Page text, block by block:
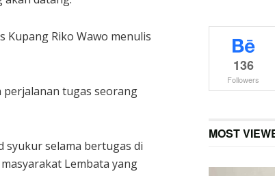
Kupang Riko Wawo menulis
perjalanan tugas seorang
syukur selama bertugas di
Lembata yang
136
Followers
MOST